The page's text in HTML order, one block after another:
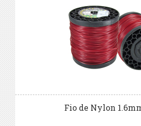
Fio de Nylon